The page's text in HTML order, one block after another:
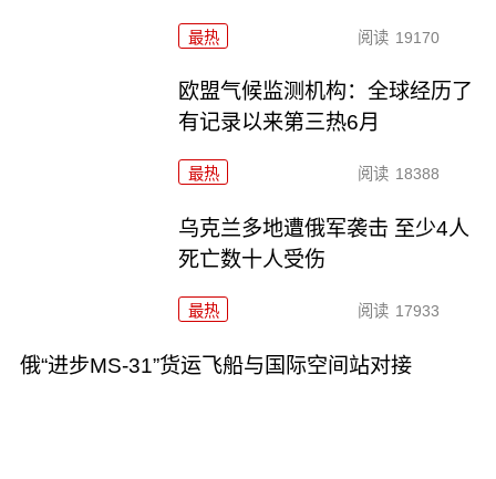
最热 阅读 19170
欧盟气候监测机构：全球经历了
有记录以来第三热6月
最热 阅读 18388
乌克兰多地遭俄军袭击 至少4人
死亡数十人受伤
最热 阅读 17933
俄“进步MS-31”货运飞船与国际空间站对接